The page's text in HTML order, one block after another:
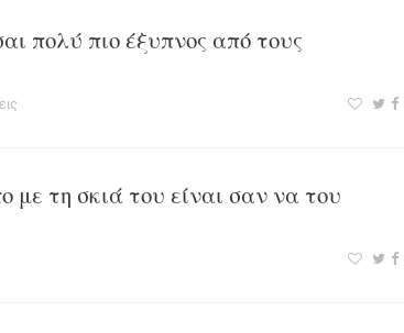
πολύ πιο έξυπνος από τους
τη σκιά του είναι σαν να του